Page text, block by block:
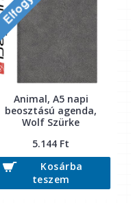
Animal, A5 napi
beosztású agenda,
Wolf Szürke
5.144 Ft
Kosárba
teszem